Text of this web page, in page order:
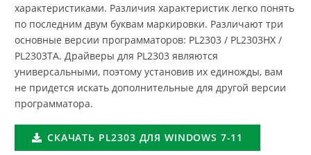
характеристиками. Различия характеристик легко понять
по последним двум буквам маркировки. Различают три
основные версии программаторов: PL2303 / PL2303HX /
PL2303TA. Драйверы для PL2303 являются
универсальными, поэтому установив их единожды, вам
не придется искать дополнительные для другой версии
программатора.
СКАЧАТЬ PL2303 ДЛЯ WINDOWS 7-11